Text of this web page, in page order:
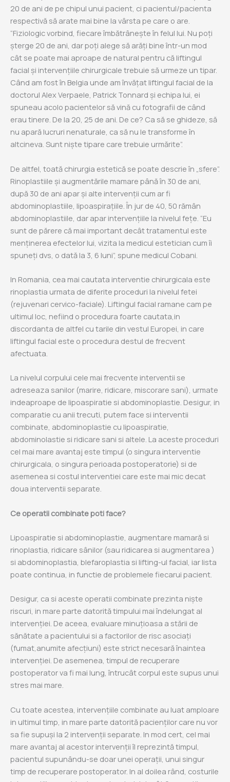
20 de ani de pe chipul unui pacient, ci pacientul/pacienta
respectivă să arate mai bine la vârsta pe care o are.
“Fiziologic vorbind, fiecare îmbătrânește în felul lui. Nu poți
șterge 20 de ani, dar poți alege să arăți bine într-un mod
cât se poate mai aproape de natural pentru că liftingul
facial și intervențiile chirurgicale trebuie să urmeze un tipar.
Când am fost în Belgia unde am învățat liftingul facial de la
doctorul Alex Verpaele, Patrick Tonnard și echipa lui, ei
spuneau acolo pacientelor să vină cu fotografii de când
erau tinere. De la 20, 25 de ani. De ce? Ca să se ghideze, să
nu apară lucruri nenaturale, ca să nu le transforme în
altcineva. Sunt niște tipare care trebuie urmărite”.
De altfel, toată chirurgia estetică se poate descrie în „sfere”.
Rinoplastiile și augmentările mamare până în 30 de ani,
după 30 de ani apar și alte intervenții cum ar fi
abdominoplastiile, lipoaspirațiile. În jur de 40, 50 rămân
abdominoplastiile, dar apar intervențiile la nivelul fețe. “Eu
sunt de părere că mai important decât tratamentul este
menținerea efectelor lui, vizita la medicul estetician cum îi
spuneți dvs, o dată la 3, 6 luni”, spune medicul Cobani.
In Romania, cea mai cautata interventie chirurgicala este
rinoplastia urmata de diferite proceduri la nivelul fetei
(rejuvenari cervico-faciale). Liftingul facial ramane cam pe
ultimul loc, nefiind o procedura foarte cautata,in
discordanta de altfel cu tarile din vestul Europei, in care
liftingul facial este o procedura destul de frecvent
afectuata.
La nivelul corpului cele mai frecvente interventii se
adreseaza sanilor (marire, ridicare, miscorare sani), urmate
indeaproape de lipoaspiratie si abdominoplastie. Desigur, in
comparatie cu anii trecuti, putem face si interventii
combinate, abdominoplastie cu lipoaspiratie,
abdominolastie si ridicare sani si altele. La aceste proceduri
cel mai mare avantaj este timpul (o singura interventie
chirurgicala, o singura perioada postoperatorie) si de
asemenea si costul interventiei care este mai mic decat
doua interventii separate.
Ce operatii combinate poti face?
Lipoaspiratie si abdominoplastie, augmentare mamară si
rinoplastia, ridicare sânilor (sau ridicarea si augmentarea )
si abdominoplastia, blefaroplastia si lifting-ul facial, iar lista
poate continua, in functie de problemele fiecarui pacient.
Desigur, ca si aceste operatii combinate prezinta niște
riscuri, in mare parte datorită timpului mai îndelungat al
intervenției. De aceea, evaluare minuțioasa a stării de
sănătate a pacientului si a factorilor de risc asociați
(fumat,anumite afecțiuni) este strict necesară înaintea
intervenției. De asemenea, timpul de recuperare
postoperator va fi mai lung, întrucât corpul este supus unui
stres mai mare.
Cu toate acestea, intervențiile combinate au luat amploare
in ultimul timp, in mare parte datorită pacienților care nu vor
sa fie supuși la 2 intervenții separate. In mod cert, cel mai
mare avantaj al acestor intervenții îl reprezintă timpul,
pacientul supunându-se doar unei operații, unui singur
timp de recuperare postoperator. In al doilea rând, costurile